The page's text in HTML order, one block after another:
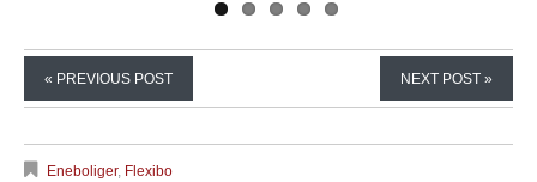
« PREVIOUS POST NEXT POST »
Eneboliger, Flexibo